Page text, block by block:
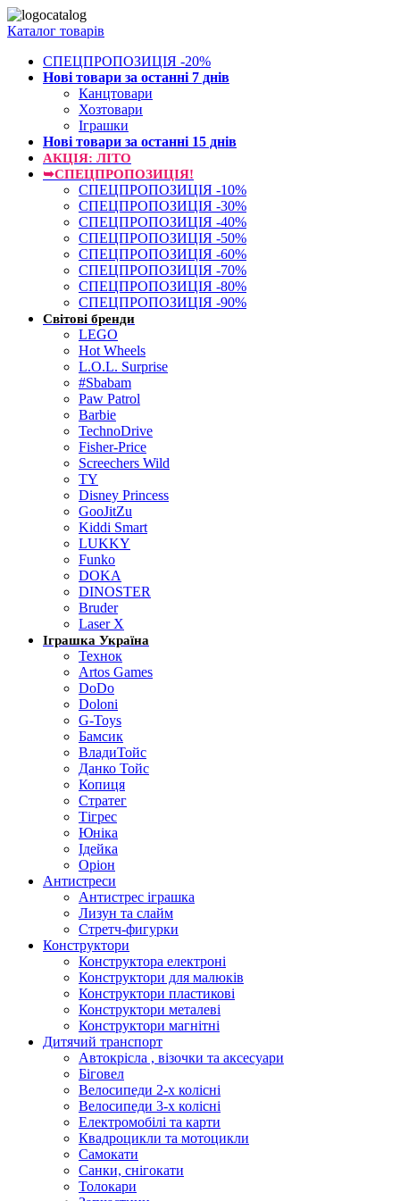
Каталог товарів
СПЕЦПРОПОЗИЦІЯ -20%
Нові товари за останнi 7 днiв
Канцтовари
Хозтовари
Іграшки
Нові товари за останнi 15 днiв
АКЦІЯ: ЛІТО
➥СПЕЦПРОПОЗИЦІЯ!
СПЕЦПРОПОЗИЦІЯ -10%
СПЕЦПРОПОЗИЦІЯ -30%
СПЕЦПРОПОЗИЦІЯ -40%
СПЕЦПРОПОЗИЦІЯ -50%
СПЕЦПРОПОЗИЦІЯ -60%
СПЕЦПРОПОЗИЦІЯ -70%
СПЕЦПРОПОЗИЦІЯ -80%
СПЕЦПРОПОЗИЦІЯ -90%
Світові бренди
LEGO
Hot Wheels
L.O.L. Surprise
#Sbabam
Paw Patrol
Barbie
TechnoDrive
Fisher-Price
Screechers Wild
TY
Disney Princess
GooJitZu
Kiddi Smart
LUKKY
Funko
DOKA
DINOSTER
Bruder
Laser X
Іграшка Україна
Технок
Artos Games
DoDo
Doloni
G-Toys
Бамсик
ВладиТойс
Данко Тойс
Копиця
Стратег
Тігрес
Юніка
Ідейка
Оріон
Антистреси
Антистрес іграшка
Лизун та слайм
Стретч-фигурки
Конструктори
Конструктора електроні
Конструктори для малюків
Конструктори пластикові
Конструктори металеві
Конструктори магнітні
Дитячий транспорт
Автокрісла , візочки та аксесуари
Біговел
Велосипеди 2-х колісні
Велосипеди 3-х колісні
Електромобілі та карти
Квадроцикли та мотоцикли
Самокати
Санки, снігокати
Толокари